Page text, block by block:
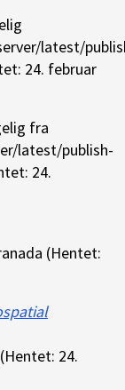
latest/
24. februar
fra
latest/publish-
24.
(Hentet:
24.